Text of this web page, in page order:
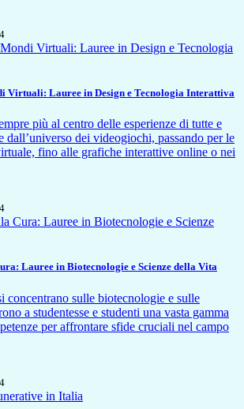
Virtuali: Lauree in Design e Tecnologia Interattiva
più al centro delle esperienze di tutte e
dall’universo dei videogiochi, passando per le
fino alle grafiche interattive online o nei
Lauree in Biotecnologie e Scienze della Vita
concentrano sulle biotecnologie e sulle
a studentesse e studenti una vasta gamma
per affrontare sfide cruciali nel campo